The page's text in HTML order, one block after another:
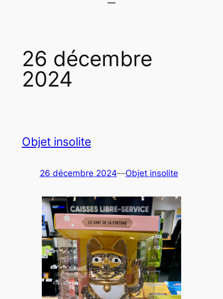
26 décembre
2024
Objet insolite
26 décembre 2024—Objet insolite